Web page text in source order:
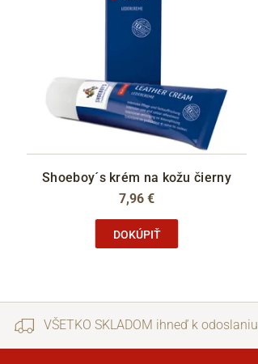
Shoeboy´s krém na kožu čierny
7,96 €
DOKÚPIŤ
VŠETKO SKLADOM ihneď k odoslaniu